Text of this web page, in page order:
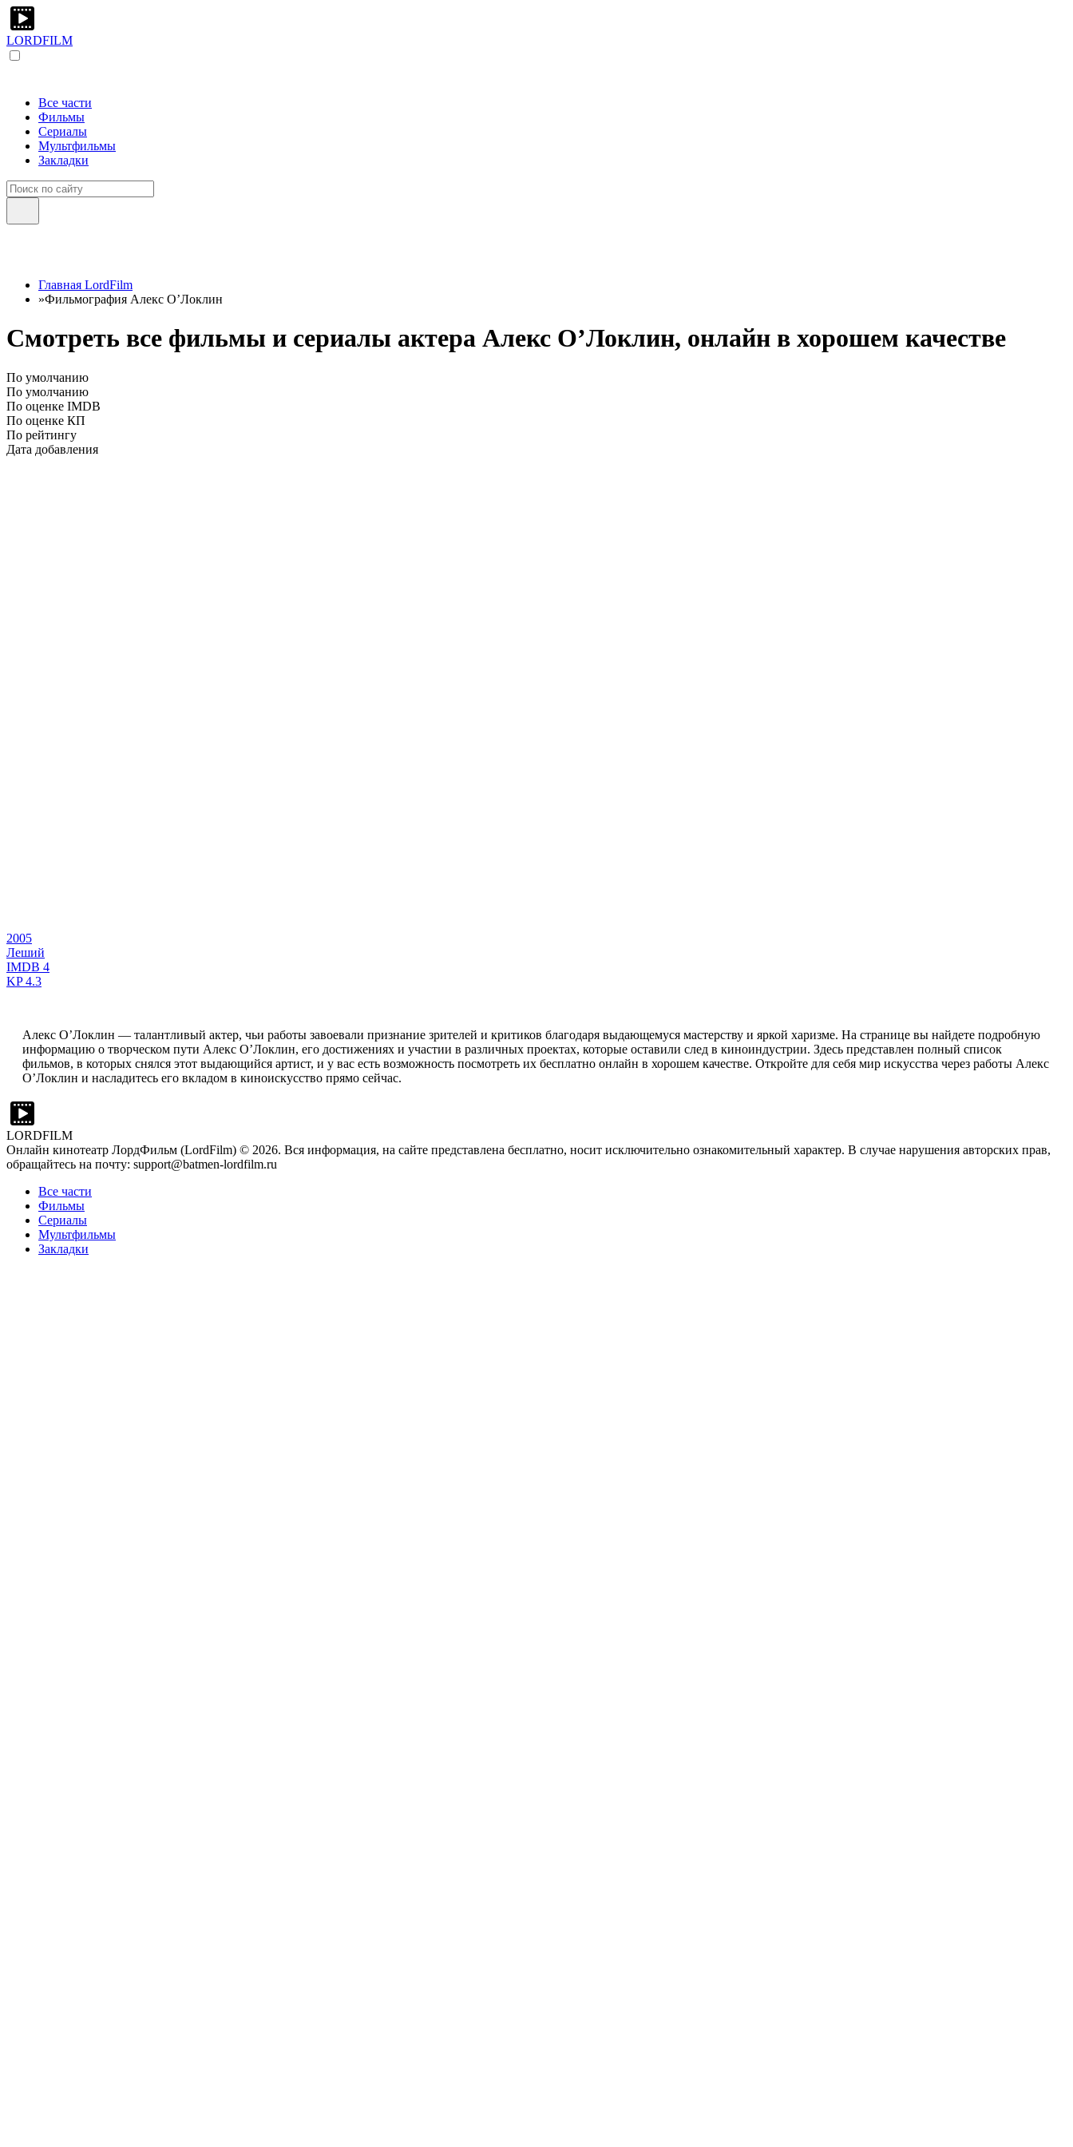
LORDFILM
Все части
Фильмы
Сериалы
Мультфильмы
Закладки
Главная LordFilm
»Фильмография Алекс О’Локлин
Смотреть все фильмы и сериалы актера Алекс О’Локлин, онлайн в хорошем качестве
По умолчанию
По умолчанию
По оценке IMDB
По оценке КП
По рейтингу
Дата добавления
2005
Леший
IMDB 4
KP4.3
Алекс О’Локлин — талантливый актер, чьи работы завоевали признание зрителей и критиков благодаря выдающемуся мастерству и яркой харизме. На странице вы найдете подробную
информацию о творческом пути Алекс О’Локлин, его достижениях и участии в различных проектах, которые оставили след в киноиндустрии. Здесь представлен полный список
фильмов, в которых снялся этот выдающийся артист, и у вас есть возможность посмотреть их бесплатно онлайн в хорошем качестве. Откройте для себя мир искусства через работы Алекс
О’Локлин и насладитесь его вкладом в киноискусство прямо сейчас.
LORDFILM
Онлайн кинотеатр ЛордФильм (LordFilm) © 2026. Вся информация, на сайте представлена бесплатно, носит исключительно ознакомительный характер. В случае нарушения авторских прав,
обращайтесь на почту: support@batmen-lordfilm.ru
Все части
Фильмы
Сериалы
Мультфильмы
Закладки